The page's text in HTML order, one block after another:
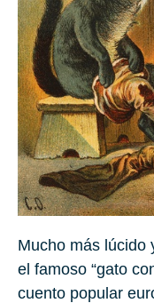
Mucho más lúcido
el famoso “gato
cuento popular